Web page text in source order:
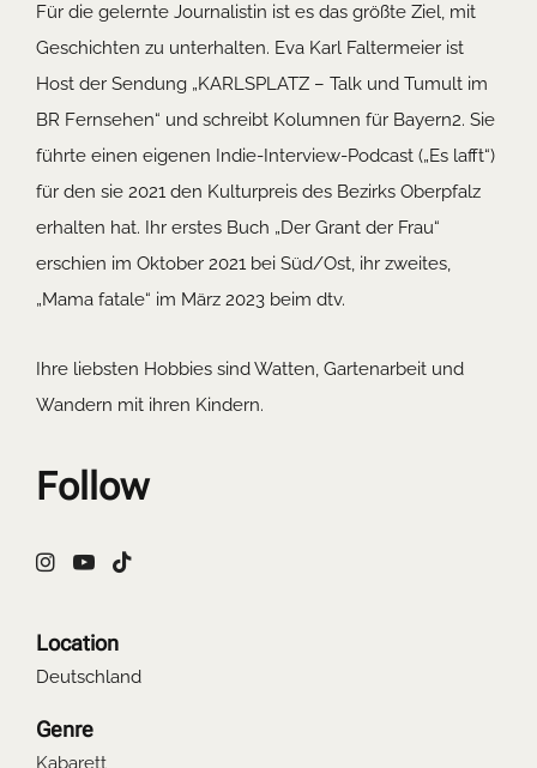
Für die gelernte Journalistin ist es das größte Ziel, mit
Geschichten zu unterhalten. Eva Karl Faltermeier ist
Host der Sendung „KARLSPLATZ – Talk und Tumult im
BR Fernsehen“ und schreibt Kolumnen für Bayern2. Sie
führte einen eigenen Indie-Interview-Podcast („Es lafft“)
für den sie 2021 den Kulturpreis des Bezirks Oberpfalz
erhalten hat. Ihr erstes Buch „Der Grant der Frau“
erschien im Oktober 2021 bei Süd/Ost, ihr zweites,
„Mama fatale“ im März 2023 beim dtv.
Ihre liebsten Hobbies sind Watten, Gartenarbeit und
Wandern mit ihren Kindern.
Follow
Location
Deutschland
Genre
Kabarett